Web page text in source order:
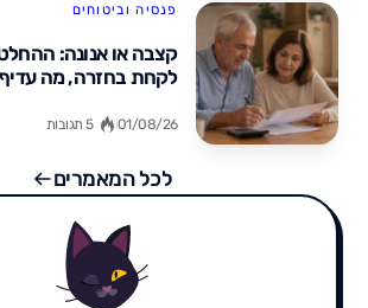
פנסיה וביטוחים
קצבה או אנונה:
לקחת בחזרה, מה עדיף
01/08/26 5 תגובות
לכל המאמרים